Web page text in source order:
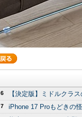
6 【決定版】ミドルクラ
7 iPhone 17 Proもどきの